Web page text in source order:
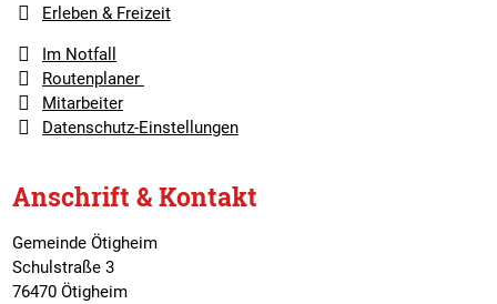
Erleben & Freizeit
Im Notfall
Routenplaner
Mitarbeiter
Datenschutz-Einstellungen
Anschrift & Kontakt
Gemeinde Ötigheim
Schulstraße 3
76470 Ötigheim